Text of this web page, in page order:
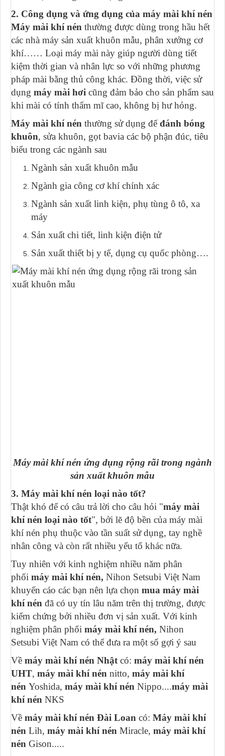
2. Công dụng và ứng dụng của máy mài khí nén
Máy mài khí nén thường được dùng trong hầu hết
các nhà máy sản xuất khuôn mẫu, phân xưởng cơ
khí…… Loại máy mài này giúp người dùng tiết
kiệm thời gian và nhân lực so với những phương
pháp mài bằng thủ công khác. Đồng thời, việc sử
dụng máy mài hơi cũng đảm bảo cho sản phẩm sau
khi mài có tính thẩm mĩ cao, không bị hư hỏng.
Máy mài khí nén thường sử dụng đểđánh bóng
khuôn, sửa khuôn, gọt bavia các bộ phận đúc, tiêu
biểu trong các ngành sau
Ngành sản xuất khuôn mẫu
Ngành gia công cơ khí chính xác
Ngành sản xuất linh kiện, phụ tùng ô tô, xa
máy
Sản xuất chi tiết, linh kiện điện tử
Sản xuất thiết bị y tế, dụng cụ quốc phòng….
Máy mài khí nén ứng dụng rộng rãi trong ngành
sản xuất khuôn mẫu
3. Máy mài khí nén loại nào tốt?
Thật khó để có câu trả lời cho câu hỏi "máy mài
khí nén loại nào tốt", bởi lẽ độ bền của máy mài
khí nén phụ thuộc vào tần suất sử dụng, tay nghề
nhân công và còn rất nhiều yếu tố khác nữa.
Tuy nhiên với kinh nghiệm nhiều năm phân
phối máy mài khí nén, Nihon Setsubi Việt Nam
khuyến cáo các bạn nên lựa chọn mua máy mài
khí nén đã có uy tín lâu năm trên thị trường, được
kiểm chứng bởi nhiều đơn vị sản xuất. Với kinh
nghiệm phân phối máy mài khí nén, Nihon
Setsubi Việt Nam có thể đưa ra một số gợi ý sau
Về máy mài khí nén Nhật có: máy mài khí nén
UHT, máy mài khí nén nitto, máy mài khí
nén Yoshida, máy mài khí nén Nippo....máy mài
khí nén NKS
Về máy mài khí nén Đài Loan có: Máy mài khí
nén Lih, máy mài khí nén Miracle, máy mài khí
nén Gison.....